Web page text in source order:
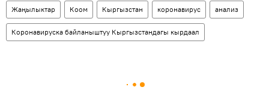
Жаңылыктар Коом Кыргызстан коронавирус анализ
Коронавируска байланыштуу Кыргызстандагы кырдаал